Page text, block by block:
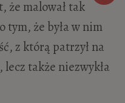
że malował tak
tym, że była w nim
z którą patrzył na
lecz także niezwykła